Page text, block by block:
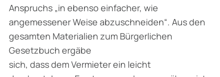
Anspruchs „in ebenso einfacher, wie
angemessenerWeise abzuschneiden“. Aus den
gesamten Materialien zum Bürgerlichen
Gesetzbuch ergäbe
sich, dass dem Vermieter ein leicht